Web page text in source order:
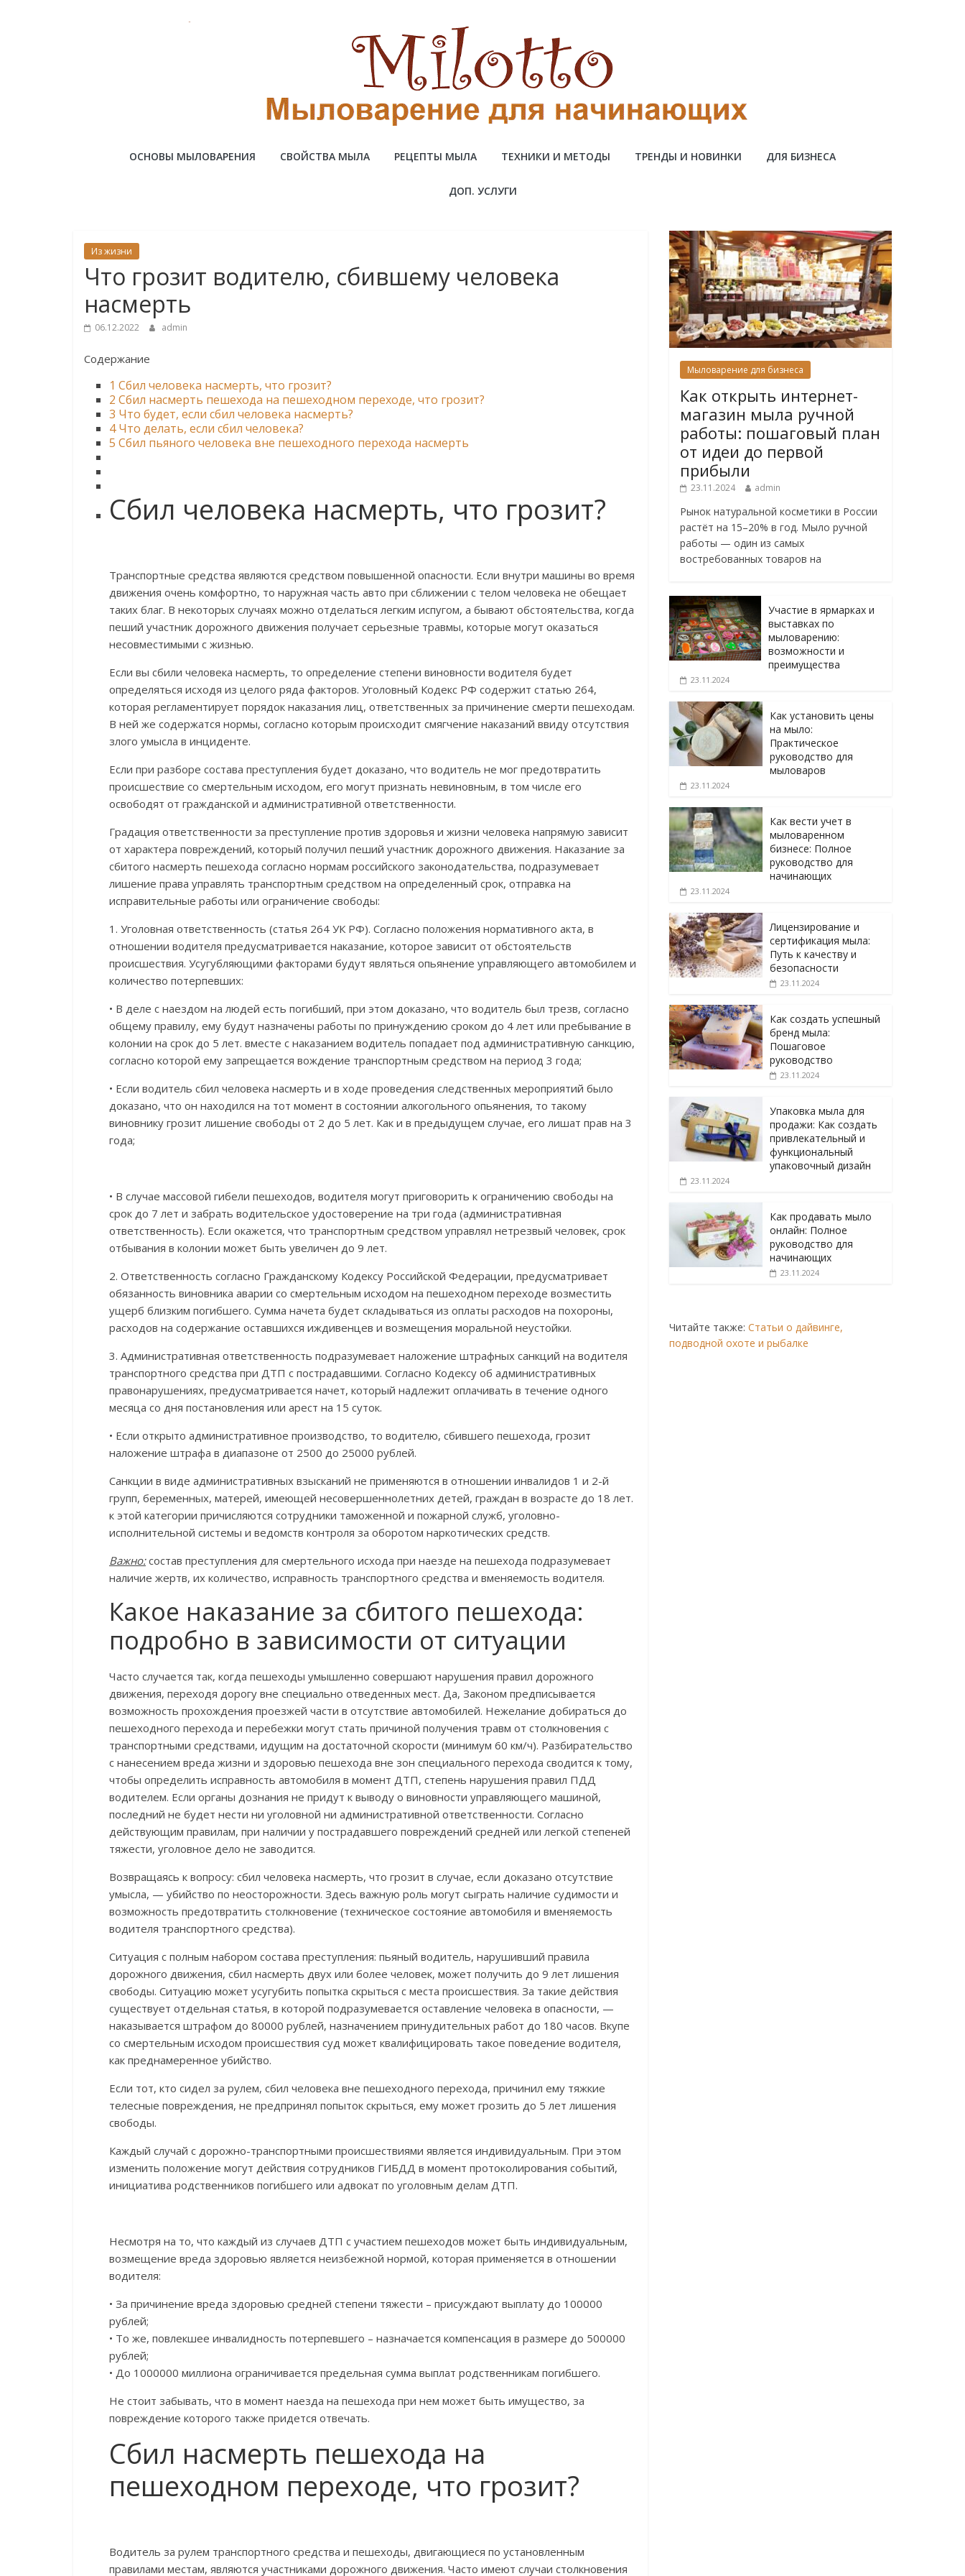
Милотто
ОСНОВЫ МЫЛОВАРЕНИЯ СВОЙСТВА МЫЛА РЕЦЕПТЫ МЫЛА ТЕХНИКИ И МЕТОДЫ ТРЕНДЫ И НОВИНКИ ДЛЯ БИЗНЕСА
ДОП. УСЛУГИ
Из жизни
Что грозит водителю, сбившему человека
насмерть
06.12.2022 admin
Содержание
1 Cбил человека насмерть, что грозит?
2 Сбил насмерть пешехода на пешеходном переходе, что грозит?
3 Что будет, если сбил человека насмерть?
4Что делать, если сбил человека?
5 Сбил пьяного человека вне пешеходного перехода насмерть
Cбил человека насмерть, что грозит?
Транспортные средства являются средством повышенной опасности. Если внутри машины во время
движения очень комфортно, то наружная часть авто при сближении с телом человека не обещает
таких благ. В некоторых случаях можно отделаться легким испугом, а бывают обстоятельства, когда
пеший участник дорожного движения получает серьезные травмы, которые могут оказаться
несовместимыми с жизнью.
Если вы сбили человека насмерть, то определение степени виновности водителя будет
определяться исходя из целого ряда факторов. Уголовный Кодекс РФ содержит статью 264,
которая регламентирует порядок наказания лиц, ответственных за причинение смерти пешеходам.
В ней же содержатся нормы, согласно которым происходит смягчение наказаний ввиду отсутствия
злого умысла в инциденте.
Если при разборе состава преступления будет доказано, что водитель не мог предотвратить
происшествие со смертельным исходом, его могут признать невиновным, в том числе его
освободят от гражданской и административной ответственности.
Градация ответственности за преступление против здоровья и жизни человека напрямую зависит
от характера повреждений, который получил пеший участник дорожного движения. Наказание за
сбитого насмерть пешехода согласно нормам российского законодательства, подразумевает
лишение права управлять транспортным средством на определенный срок, отправка на
исправительные работы или ограничение свободы:
1. Уголовная ответственность (статья 264 УК РФ). Согласно положения нормативного акта, в
отношении водителя предусматривается наказание, которое зависит от обстоятельств
происшествия. Усугубляющими факторами будут являться опьянение управляющего автомобилем и
количество потерпевших:
• В деле с наездом на людей есть погибший, при этом доказано, что водитель был трезв, согласно
общему правилу, ему будут назначены работы по принуждению сроком до 4 лет или пребывание в
колонии на срок до 5 лет. вместе с наказанием водитель попадает под административную санкцию,
согласно которой ему запрещается вождение транспортным средством на период 3 года;
• Если водитель сбил человека насмерть и в ходе проведения следственных мероприятий было
доказано, что он находился на тот момент в состоянии алкогольного опьянения, то такому
виновнику грозит лишение свободы от 2 до 5 лет. Как и в предыдущем случае, его лишат прав на 3
года;
• В случае массовой гибели пешеходов, водителя могут приговорить к ограничению свободы на
срок до 7 лет и забрать водительское удостоверение на три года (административная
ответственность). Если окажется, что транспортным средством управлял нетрезвый человек, срок
отбывания в колонии может быть увеличен до 9 лет.
2. Ответственность согласно Гражданскому Кодексу Российской Федерации, предусматривает
обязанность виновника аварии со смертельным исходом на пешеходном переходе возместить
ущерб близким погибшего. Сумма начета будет складываться из оплаты расходов на похороны,
расходов на содержание оставшихся иждивенцев и возмещения моральной неустойки.
3. Административная ответственность подразумевает наложение штрафных санкций на водителя
транспортного средства при ДТП с пострадавшими. Согласно Кодексу об административных
правонарушениях, предусматривается начет, который надлежит оплачивать в течение одного
месяца со дня постановления или арест на 15 суток.
• Если открыто административное производство, то водителю, сбившего пешехода, грозит
наложение штрафа в диапазоне от 2500 до 25000 рублей.
Санкции в виде административных взысканий не применяются в отношении инвалидов 1 и 2-й
групп, беременных, матерей, имеющей несовершеннолетних детей, граждан в возрасте до 18 лет.
к этой категории причисляются сотрудники таможенной и пожарной служб, уголовно-
исполнительной системы и ведомств контроля за оборотом наркотических средств.
Важно: состав преступления для смертельного исхода при наезде на пешехода подразумевает
наличие жертв, их количество, исправность транспортного средства и вменяемость водителя.
Какое наказание за сбитого пешехода:
подробно в зависимости от ситуации
Часто случается так, когда пешеходы умышленно совершают нарушения правил дорожного
движения, переходя дорогу вне специально отведенных мест. Да, Законом предписывается
возможность прохождения проезжей части в отсутствие автомобилей. Нежелание добираться до
пешеходного перехода и перебежки могут стать причиной получения травм от столкновения с
транспортными средствами, идущим на достаточной скорости (минимум 60 км/ч). Разбирательство
с нанесением вреда жизни и здоровью пешехода вне зон специального перехода сводится к тому,
чтобы определить исправность автомобиля в момент ДТП, степень нарушения правил ПДД
водителем. Если органы дознания не придут к выводу о виновности управляющего машиной,
последний не будет нести ни уголовной ни административной ответственности. Согласно
действующим правилам, при наличии у пострадавшего повреждений средней или легкой степеней
тяжести, уголовное дело не заводится.
Возвращаясь к вопросу: сбил человека насмерть, что грозит в случае, если доказано отсутствие
умысла, — убийство по неосторожности. Здесь важную роль могут сыграть наличие судимости и
возможность предотвратить столкновение (техническое состояние автомобиля и вменяемость
водителя транспортного средства).
Ситуация с полным набором состава преступления: пьяный водитель, нарушивший правила
дорожного движения, сбил насмерть двух или более человек, может получить до 9 лет лишения
свободы. Ситуацию может усугубить попытка скрыться с места происшествия. За такие действия
существует отдельная статья, в которой подразумевается оставление человека в опасности, —
наказывается штрафом до 80000 рублей, назначением принудительных работ до 180 часов. Вкупе
со смертельным исходом происшествия суд может квалифицировать такое поведение водителя,
как преднамеренное убийство.
Если тот, кто сидел за рулем, сбил человека вне пешеходного перехода, причинил ему тяжкие
телесные повреждения, не предпринял попыток скрыться, ему может грозить до 5 лет лишения
свободы.
Каждый случай с дорожно-транспортными происшествиями является индивидуальным. При этом
изменить положение могут действия сотрудников ГИБДД в момент протоколирования событий,
инициатива родственников погибшего или адвокат по уголовным делам ДТП.
Несмотря на то, что каждый из случаев ДТП с участием пешеходов может быть индивидуальным,
возмещение вреда здоровью является неизбежной нормой, которая применяется в отношении
водителя:
• За причинение вреда здоровью средней степени тяжести – присуждают выплату до 100000
рублей;
• То же, повлекшее инвалидность потерпевшего – назначается компенсация в размере до 500000
рублей;
• До 1000000 миллиона ограничивается предельная сумма выплат родственникам погибшего.
Не стоит забывать, что в момент наезда на пешехода при нем может быть имущество, за
повреждение которого также придется отвечать.
Сбил насмерть пешехода на
пешеходном переходе, что грозит?
Водитель за рулем транспортного средства и пешеходы, двигающиеся по установленным
правилами местам, являются участниками дорожного движения. Часто имеют случаи столкновения
Мыловарение для бизнеса
Как открыть интернет-
магазин мыла ручной
работы: пошаговый план
от идеи до первой
прибыли
23.11.2024 admin
Рынок натуральной косметики в России
растёт на 15–20% в год. Мыло ручной
работы — один из самых
востребованных товаров на
Участие в ярмарках и
выставках по
мыловарению:
возможности и
преимущества
23.11.2024
Как установить цены
на мыло:
Практическое
руководство для
мыловаров
23.11.2024
Как вести учет в
мыловаренном
бизнесе: Полное
руководство для
начинающих
23.11.2024
Лицензирование и
сертификация мыла:
Путь к качеству и
безопасности
23.11.2024
Как создать успешный
бренд мыла:
Пошаговое
руководство
23.11.2024
Упаковка мыла для
продажи: Как создать
привлекательный и
функциональный
упаковочный дизайн
23.11.2024
Как продавать мыло
онлайн: Полное
руководство для
начинающих
23.11.2024
Читайте также: Статьи о дайвинге,
подводной охоте и рыбалке